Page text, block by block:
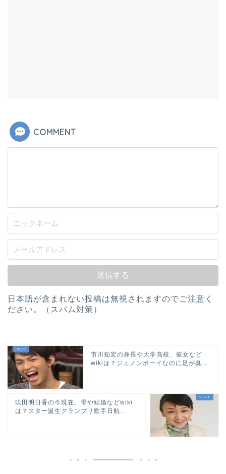
COMMENT
日本語が含まれない投稿は無視されますのでご注意く
ださい。（スパム対策）
市川知宏の身長や大学高校、彼女など
wikiは？ジュノンボーイなのに足が臭...
吹田明日香の今現在、母や結婚などwiki
は？スター誕生グランプリ歌手日航...